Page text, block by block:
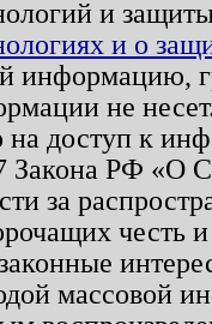
и
и о
не
на доступ к
Закона РФ «О
за
честь
массовой